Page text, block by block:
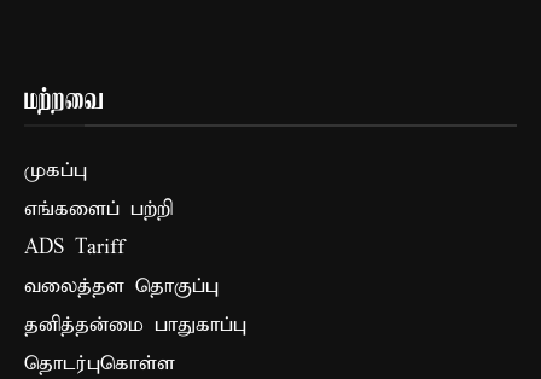
மற்றவை
முகப்பு
எங்களைப் பற்றி
ADS Tariff
வலைத்தள தொகுப்பு
தனித்தன்மை பாதுகாப்பு
தொடர்புகொள்ள